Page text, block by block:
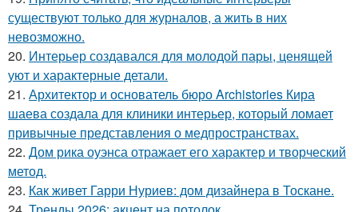
существуют только для журналов, а жить в них
невозможно.
20. Интерьер создавался для молодой пары, ценящей
уют и характерные детали.
21. Архитектор и основатель бюро Archistories Кира
шаева создала для клиники интерьер, который ломает
привычные представления о медпространствах.
22. Дом рика оуэнса отражает его характер и творческий
метод.
23. Как живет Гарри Нуриев: дом дизайнера в Тоскане.